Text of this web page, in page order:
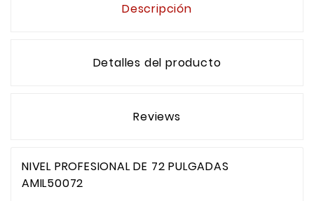
Descripción
Detalles del producto
Reviews
NIVEL PROFESIONAL DE 72 PULGADAS
AMIL50072